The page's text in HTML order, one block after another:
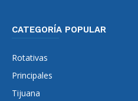
CATEGORÍA POPULAR
Rotativas
Principales
Tijuana